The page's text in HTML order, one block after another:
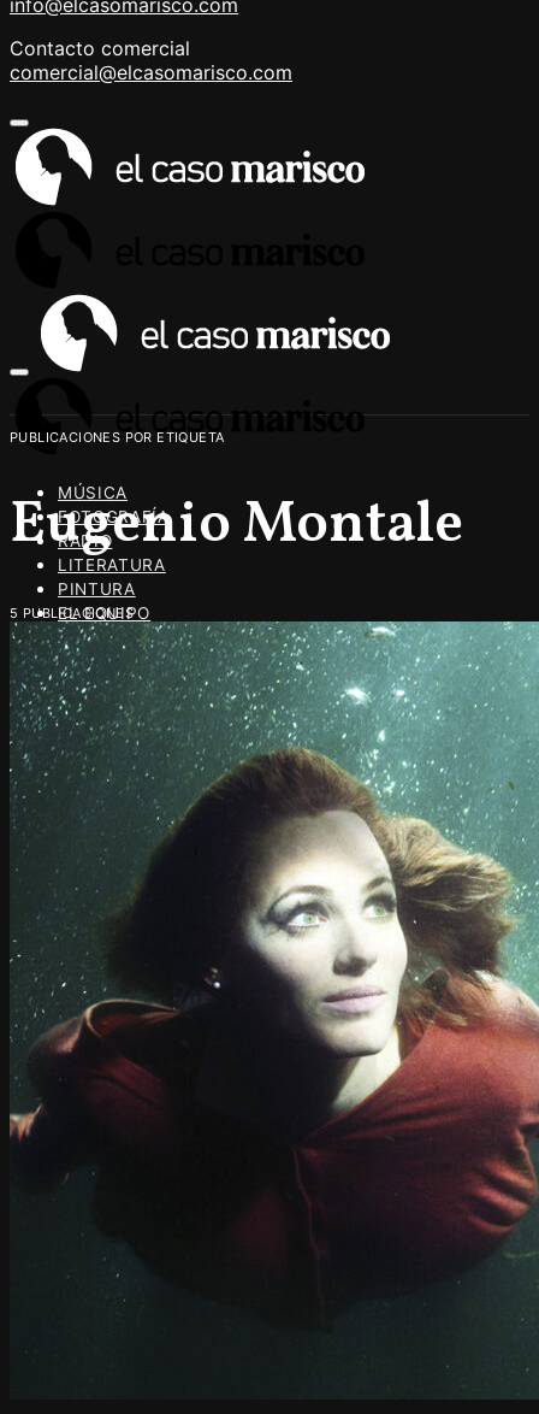
info@elcasomarisco.com
Contacto comercial
comercial@elcasomarisco.com
MÚSICA
FOTOGRAFÍA
RADIO
LITERATURA
PINTURA
EL EQUIPO
PUBLICACIONES POR ETIQUETA
Eugenio Montale
5 PUBLICACIONES